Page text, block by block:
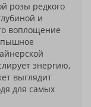
розы редкого
и
воплощение
пышное
энергию,
выглядит
для самых